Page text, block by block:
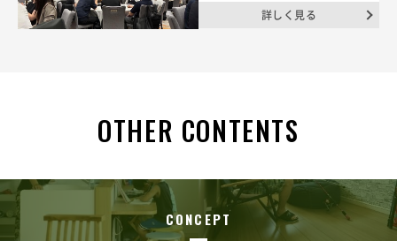
詳しく見る
OTHER CONTENTS
CONCEPT